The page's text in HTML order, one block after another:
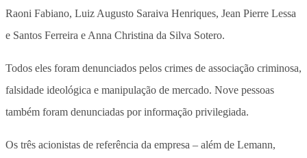
Raoni Fabiano, Luiz Augusto Saraiva Henriques, Jean Pierre Lessa
e Santos Ferreira e Anna Christina da Silva Sotero.
Todos eles foram denunciados pelos crimes de associação criminosa,
falsidade ideológica e manipulação de mercado. Nove pessoas
também foram denunciadas por informação privilegiada.
Os três acionistas de referência da empresa – além de Lemann,